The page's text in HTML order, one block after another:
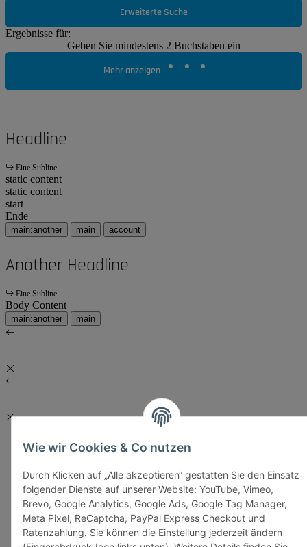
Wie wir Cookies & Co nutzen
Durch Klicken auf „Alle akzeptieren“ gestatten Sie den Einsatz
folgender Dienste auf unserer Website: YouTube, Vimeo,
Brevo, Google Analytics, Google Ads, Google Tag Manager,
Meta Pixel, ReCaptcha, PayPal Express Checkout und
Ratenzahlung. Sie können die Einstellung jederzeit ändern
Erweiterte Suche
Ergebnisse für:
Geben Sie mindestens 2 Buchstaben ein
Mehr anzeigen
Headline
Eine Subline
static content
static content
start
Ende
main:another main account
Another Headline
Eine Subline
Body Content
main:another main